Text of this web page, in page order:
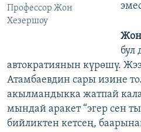
Профессор Жон
Хезершоу
Жон
бул
автократиянын күрөшү.
Атамбаевдин сары изине
акылмандыкка жатпай
мындай аракет “эгер сен
бийликтен кетсең,